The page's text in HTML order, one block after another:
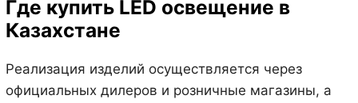
Где купить LED освещение в
Казахстане
Реализация изделий осуществляется через
официальных дилеров и розничные магазины, а